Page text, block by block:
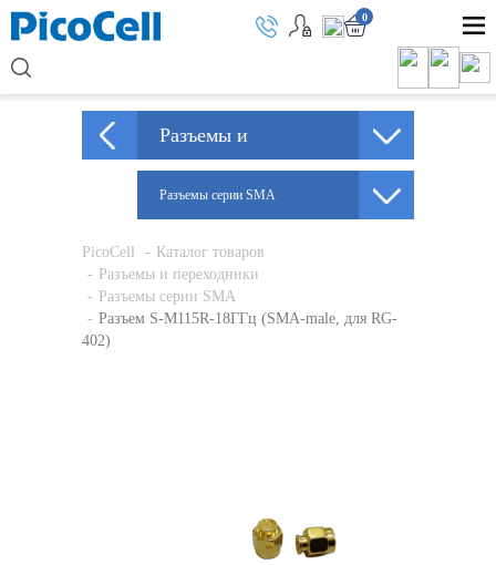
0
Разъемы и
переходники
Разъемы серии SMA
PicoCell
Каталог товаров
Разъемы и переходники
Разъемы серии SMA
Разъем S-M115R-18ГГц (SMA-male, для RG-
402)